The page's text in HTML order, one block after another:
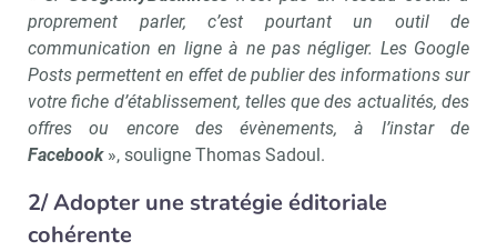
proprement parler, c’est pourtant un outil de
communication en ligne à ne pas négliger. Les Google
Posts permettent en effet de publier des informations sur
votre fiche d’établissement, telles que des actualités, des
offres ou encore des évènements, à l’instar de
Facebook», souligne Thomas Sadoul.
2/ Adopter une stratégie éditoriale
cohérente